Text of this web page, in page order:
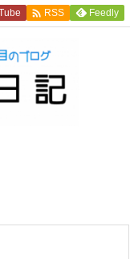
 RSS Feedly